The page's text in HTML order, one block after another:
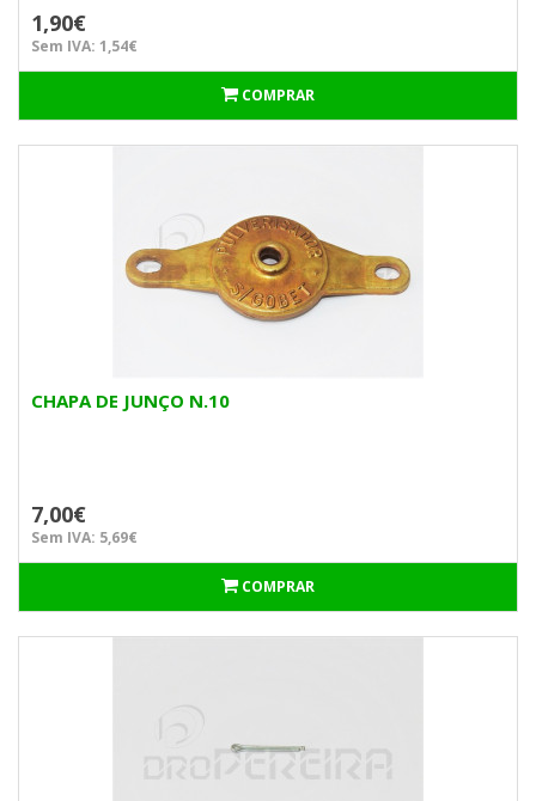
1,90€
Sem IVA: 1,54€
COMPRAR
CHAPA DE JUNÇO N.10
7,00€
Sem IVA: 5,69€
COMPRAR